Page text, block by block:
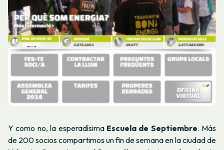
Y como no, la esperadísima Escuela de Septiembre. Más
de 200 socios compartimos un fin de semana en la ciudad de